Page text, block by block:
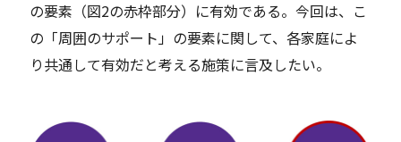
の要素（図2の赤枠部分）に有効である。今回は、こ
の「周囲のサポート」の要素に関して、各家庭によ
り共通して有効だと考える施策に言及したい。